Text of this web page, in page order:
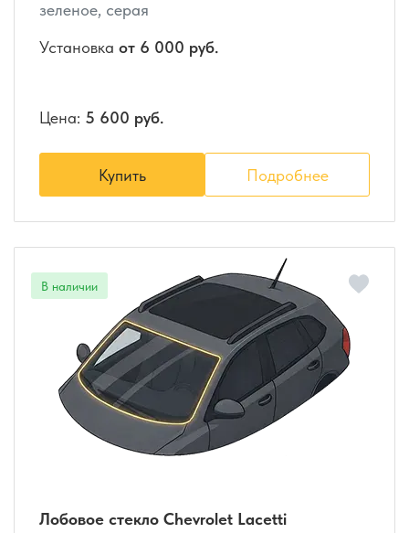
зеленое, серая
Установка от 6 000 руб.
Цена: 5 600 руб.
Купить Подробнее
Лобовое стекло Chevrolet Lacetti